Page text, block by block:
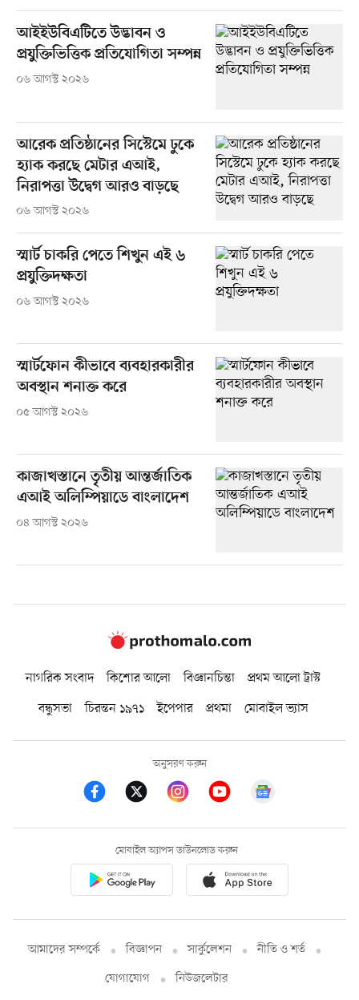
আইইউবিএটিতে উদ্ভাবন ও
প্রযুক্তিভিত্তিক প্রতিযোগিতা সম্পন্ন
০৬ আগস্ট ২০২৬
আরেক প্রতিষ্ঠানের সিস্টেমে ঢুকে
হ্যাক করছে মেটার এআই,
নিরাপত্তা উদ্বেগ আরও বাড়ছে
০৬ আগস্ট ২০২৬
স্মার্ট চাকরি পেতে শিখুন এই ৬
প্রযুক্তিদক্ষতা
০৬ আগস্ট ২০২৬
স্মার্টফোন কীভাবে ব্যবহারকারীর
অবস্থান শনাক্ত করে
০৫ আগস্ট ২০২৬
কাজাখস্তানে তৃতীয় আন্তর্জাতিক
এআই অলিম্পিয়াডে বাংলাদেশ
০৪ আগস্ট ২০২৬
নাগরিক সংবাদ কিশোর আলো বিজ্ঞানচিন্তা
প্রথম আলো ট্রাস্ট
বন্ধুসভা
চিরন্তন ১৯৭১ ইপেপার প্রথমা মোবাইল ভ্যাস
অনুসরণ করুন
মোবাইল অ্যাপস ডাউনলোড করুন
আমাদের সম্পর্কে বিজ্ঞাপন সার্কুলেশন
নীতি ও শর্ত
যোগাযোগ
নিউজলেটার